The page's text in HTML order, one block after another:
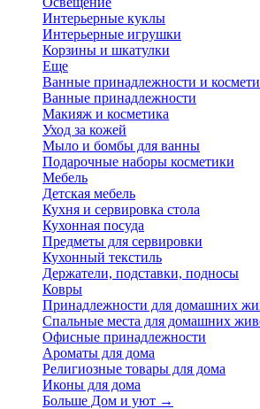
Интерьерные куклы
Интерьерные игрушки
Корзины и шкатулки
Еще
Ванные принадлежности и
Ванные принадлежности
Макияж и косметика
Уход за кожей
Мыло и бомбы для ванны
Подарочные наборы косметики
Мебель
Детская мебель
Кухня и сервировка стола
Кухонная посуда
Предметы для сервировки
Кухонный текстиль
Держатели, подставки, подносы
Ковры
Принадлежности для домашних
Спальные места для домашних
Офисные принадлежности
Ароматы для дома
Религиозные товары для дома
Иконы для дома
Больше Дом и уют →